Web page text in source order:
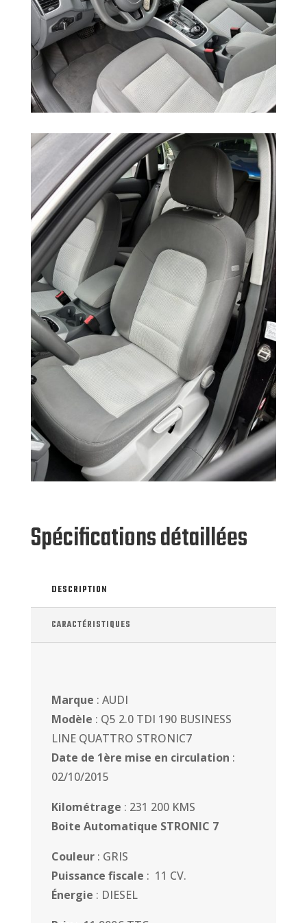
Spécifications détaillées
DESCRIPTION
CARACTÉRISTIQUES
Marque : AUDI
Modèle : Q5 2.0 TDI 190 BUSINESS
LINE QUATTRO STRONIC7
Date de 1ère mise en circulation :
02/10/2015
Kilométrage : 231 200 KMS
Boite Automatique STRONIC 7
Couleur: GRIS
Puissance fiscale : 11 CV.
Énergie : DIESEL